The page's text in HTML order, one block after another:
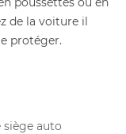
de la voiture il
protéger.
siège auto